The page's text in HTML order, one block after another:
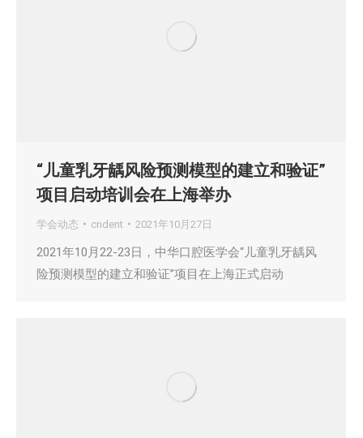
“儿童乳牙龋风险预测模型的建立和验证”
项目启动培训会在上海举办
学会动态 cndent 2021年10月27日
2021年10月22-23日，中华口腔医学会“儿童乳牙龋风
险预测模型的建立和验证”项目在上海正式启动